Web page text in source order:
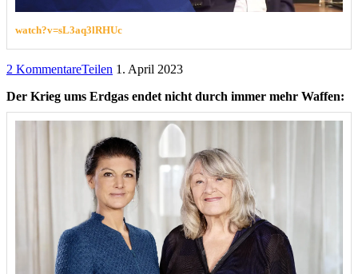
watch?v=sL3aq3lRHUc
2 KommentareTeilen 1. April 2023
Der Krieg ums Erdgas endet nicht durch immer mehr Waffen: